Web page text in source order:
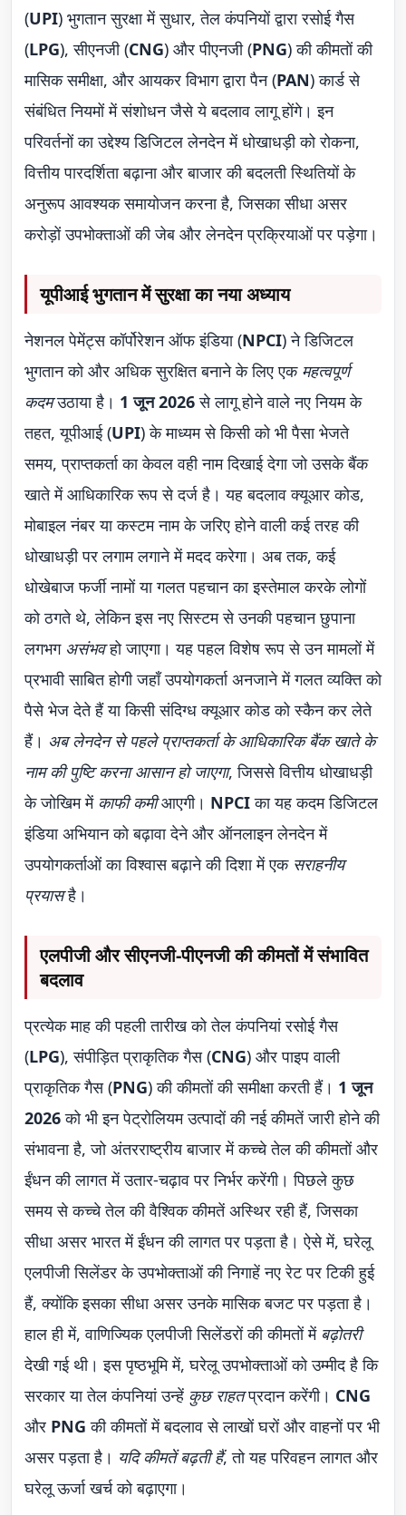
(UPI) भुगतान सुरक्षा में सुधार, तेल कंपनियों द्वारा रसोई गैस
(LPG), सीएनजी (CNG) और पीएनजी (PNG) की कीमतों की
मासिक समीक्षा, और आयकर विभाग द्वारा पैन (PAN) कार्ड से
संबंधित नियमों में संशोधन जैसे ये बदलाव लागू होंगे। इन
परिवर्तनों का उद्देश्य डिजिटल लेनदेन में धोखाधड़ी को रोकना,
वित्तीय पारदर्शिता बढ़ाना और बाजार की बदलती स्थितियों के
अनुरूप आवश्यक समायोजन करना है, जिसका सीधा असर
करोड़ों उपभोक्ताओं की जेब और लेनदेन प्रक्रियाओं पर पड़ेगा।
यूपीआई भुगतान में सुरक्षा का नया अध्याय
नेशनल पेमेंट्स कॉर्पोरेशन ऑफ इंडिया (NPCI) ने डिजिटल
भुगतान को और अधिक सुरक्षित बनाने के लिए एक महत्वपूर्ण
कदमउठाया है। 1 जून 2026से लागू होने वाले नए नियम के
तहत, यूपीआई (UPI) के माध्यम से किसी को भी पैसा भेजते
समय, प्राप्तकर्ता का केवल वही नाम दिखाई देगा जो उसके बैंक
खाते में आधिकारिक रूप से दर्ज है। यह बदलाव क्यूआर कोड,
मोबाइल नंबर या कस्टम नाम के जरिए होने वाली कई तरह की
धोखाधड़ी पर लगाम लगाने में मदद करेगा। अब तक, कई
धोखेबाज फर्जी नामों या गलत पहचान का इस्तेमाल करके लोगों
को ठगते थे, लेकिन इस नए सिस्टम से उनकी पहचान छुपाना
लगभग असंभवहो जाएगा। यह पहल विशेष रूप से उन मामलों में
प्रभावी साबित होगी जहाँ उपयोगकर्ता अनजाने में गलत व्यक्ति को
पैसे भेज देते हैं या किसी संदिग्ध क्यूआर कोड को स्कैन कर लेते
हैं। अब लेनदेन से पहले प्राप्तकर्ता के आधिकारिक बैंक खाते के
नाम की पुष्टि करना आसान हो जाएगा, जिससे वित्तीय धोखाधड़ी
के जोखिम में काफी कमीआएगी। NPCIका यह कदम डिजिटल
इंडिया अभियान को बढ़ावा देने और ऑनलाइन लेनदेन में
उपयोगकर्ताओं का विश्वास बढ़ाने की दिशा में एक सराहनीय
प्रयासहै।
एलपीजी और सीएनजी-पीएनजी की कीमतों में संभावित
बदलाव
प्रत्येक माह की पहली तारीख को तेल कंपनियां रसोई गैस
(LPG), संपीड़ित प्राकृतिक गैस (CNG) और पाइप वाली
प्राकृतिक गैस (PNG) की कीमतों की समीक्षा करती हैं। 1 जून
2026को भी इन पेट्रोलियम उत्पादों की नई कीमतें जारी होने की
संभावना है, जो अंतरराष्ट्रीय बाजार में कच्चे तेल की कीमतों और
ईंधन की लागत में उतार-चढ़ाव पर निर्भर करेंगी। पिछले कुछ
समय से कच्चे तेल की वैश्विक कीमतें अस्थिर रही हैं, जिसका
सीधा असर भारत में ईंधन की लागत पर पड़ता है। ऐसे में, घरेलू
एलपीजी सिलेंडर के उपभोक्ताओं की निगाहें नए रेट पर टिकी हुई
हैं, क्योंकि इसका सीधा असर उनके मासिक बजट पर पड़ता है।
हाल ही में, वाणिज्यिक एलपीजी सिलेंडरों की कीमतों में बढ़ोतरी
देखी गई थी। इस पृष्ठभूमि में, घरेलू उपभोक्ताओं को उम्मीद है कि
सरकार या तेल कंपनियां उन्हें कुछ राहतप्रदान करेंगी। CNG
और PNG की कीमतों में बदलाव से लाखों घरों और वाहनों पर भी
असर पड़ता है। यदि कीमतें बढ़ती हैं, तो यह परिवहन लागत और
घरेलू ऊर्जा खर्च को बढ़ाएगा।